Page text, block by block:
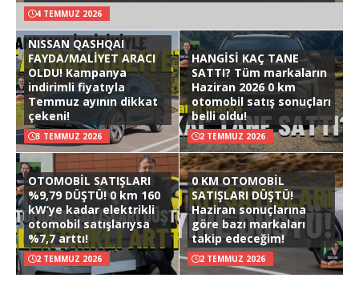
4 TEMMUZ 2026
NISSAN QASHQAI
FAYDA/MALİYET ARACI
OLDU! Kampanya
indirimli fiyatıyla
Temmuz ayının dikkat
çekeni!
3 TEMMUZ 2026
HANGİSİ KAÇ TANE
SATTI? Tüm markaların
Haziran 2026 0 km
otomobil satış sonuçları
belli oldu!
2 TEMMUZ 2026
OTOMOBİL SATIŞLARI
%9,79 DÜŞTÜ! 0 km 160
kW’ye kadar elektrikli
otomobil satışlarıysa
%7,7 arttı!
2 TEMMUZ 2026
0 KM OTOMOBİL
SATIŞLARI DÜŞTÜ!
Haziran sonuçlarına
göre bazı markaları
takip edeceğim!
2 TEMMUZ 2026